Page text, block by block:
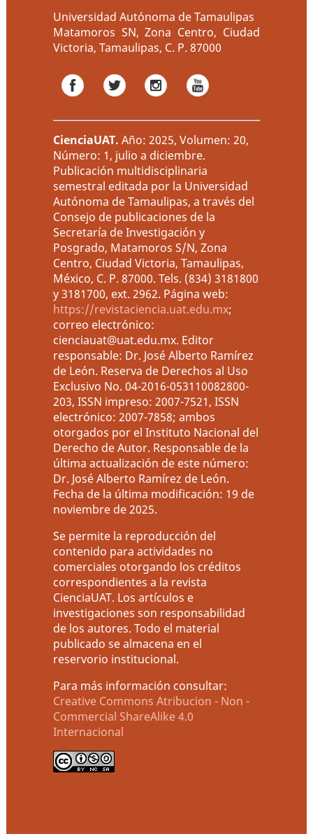
Universidad Autónoma de Tamaulipas
Matamoros SN, Zona Centro, Ciudad
Victoria, Tamaulipas, C. P. 87000
CienciaUAT. Año: 2025, Volumen: 20,
Número: 1, julio a diciembre.
Publicación multidisciplinaria
semestral editada por la Universidad
Autónoma de Tamaulipas, a través del
Consejo de publicaciones de la
Secretaría de Investigación y
Posgrado, Matamoros S/N, Zona
Centro, Ciudad Victoria, Tamaulipas,
México, C. P. 87000. Tels. (834) 3181800
y 3181700, ext. 2962. Página web:
https://revistaciencia.uat.edu.mx;
correo electrónico:
cienciauat@uat.edu.mx. Editor
responsable: Dr. José Alberto Ramírez
de León. Reserva de Derechos al Uso
Exclusivo No. 04-2016-053110082800-
203, ISSN impreso: 2007-7521, ISSN
electrónico: 2007-7858; ambos
otorgados por el Instituto Nacional del
Derecho de Autor. Responsable de la
última actualización de este número:
Dr. José Alberto Ramírez de León.
Fecha de la última modificación: 19 de
noviembre de 2025.
Se permite la reproducción del
contenido para actividades no
comerciales otorgando los créditos
correspondientes a la revista
CienciaUAT. Los artículos e
investigaciones son responsabilidad
de los autores. Todo el material
publicado se almacena en el
reservorio institucional.
Para más información consultar:
Creative Commons Atribucion - Non -
Commercial ShareAlike 4.0
Internacional